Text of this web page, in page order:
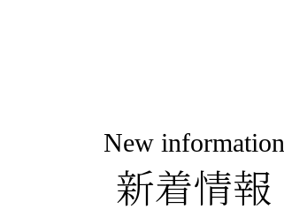
New information
新着情報